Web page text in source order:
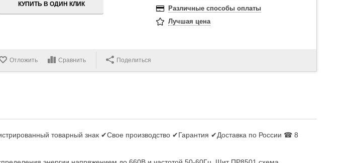
КУПИТЬ В ОДИН КЛИК
Различные способы оплаты
Лучшая цена
Отложить Сравнить Поделиться
товарный знак ✔Свое производство ✔Гарантия ✔Доставка по России ☎ 8